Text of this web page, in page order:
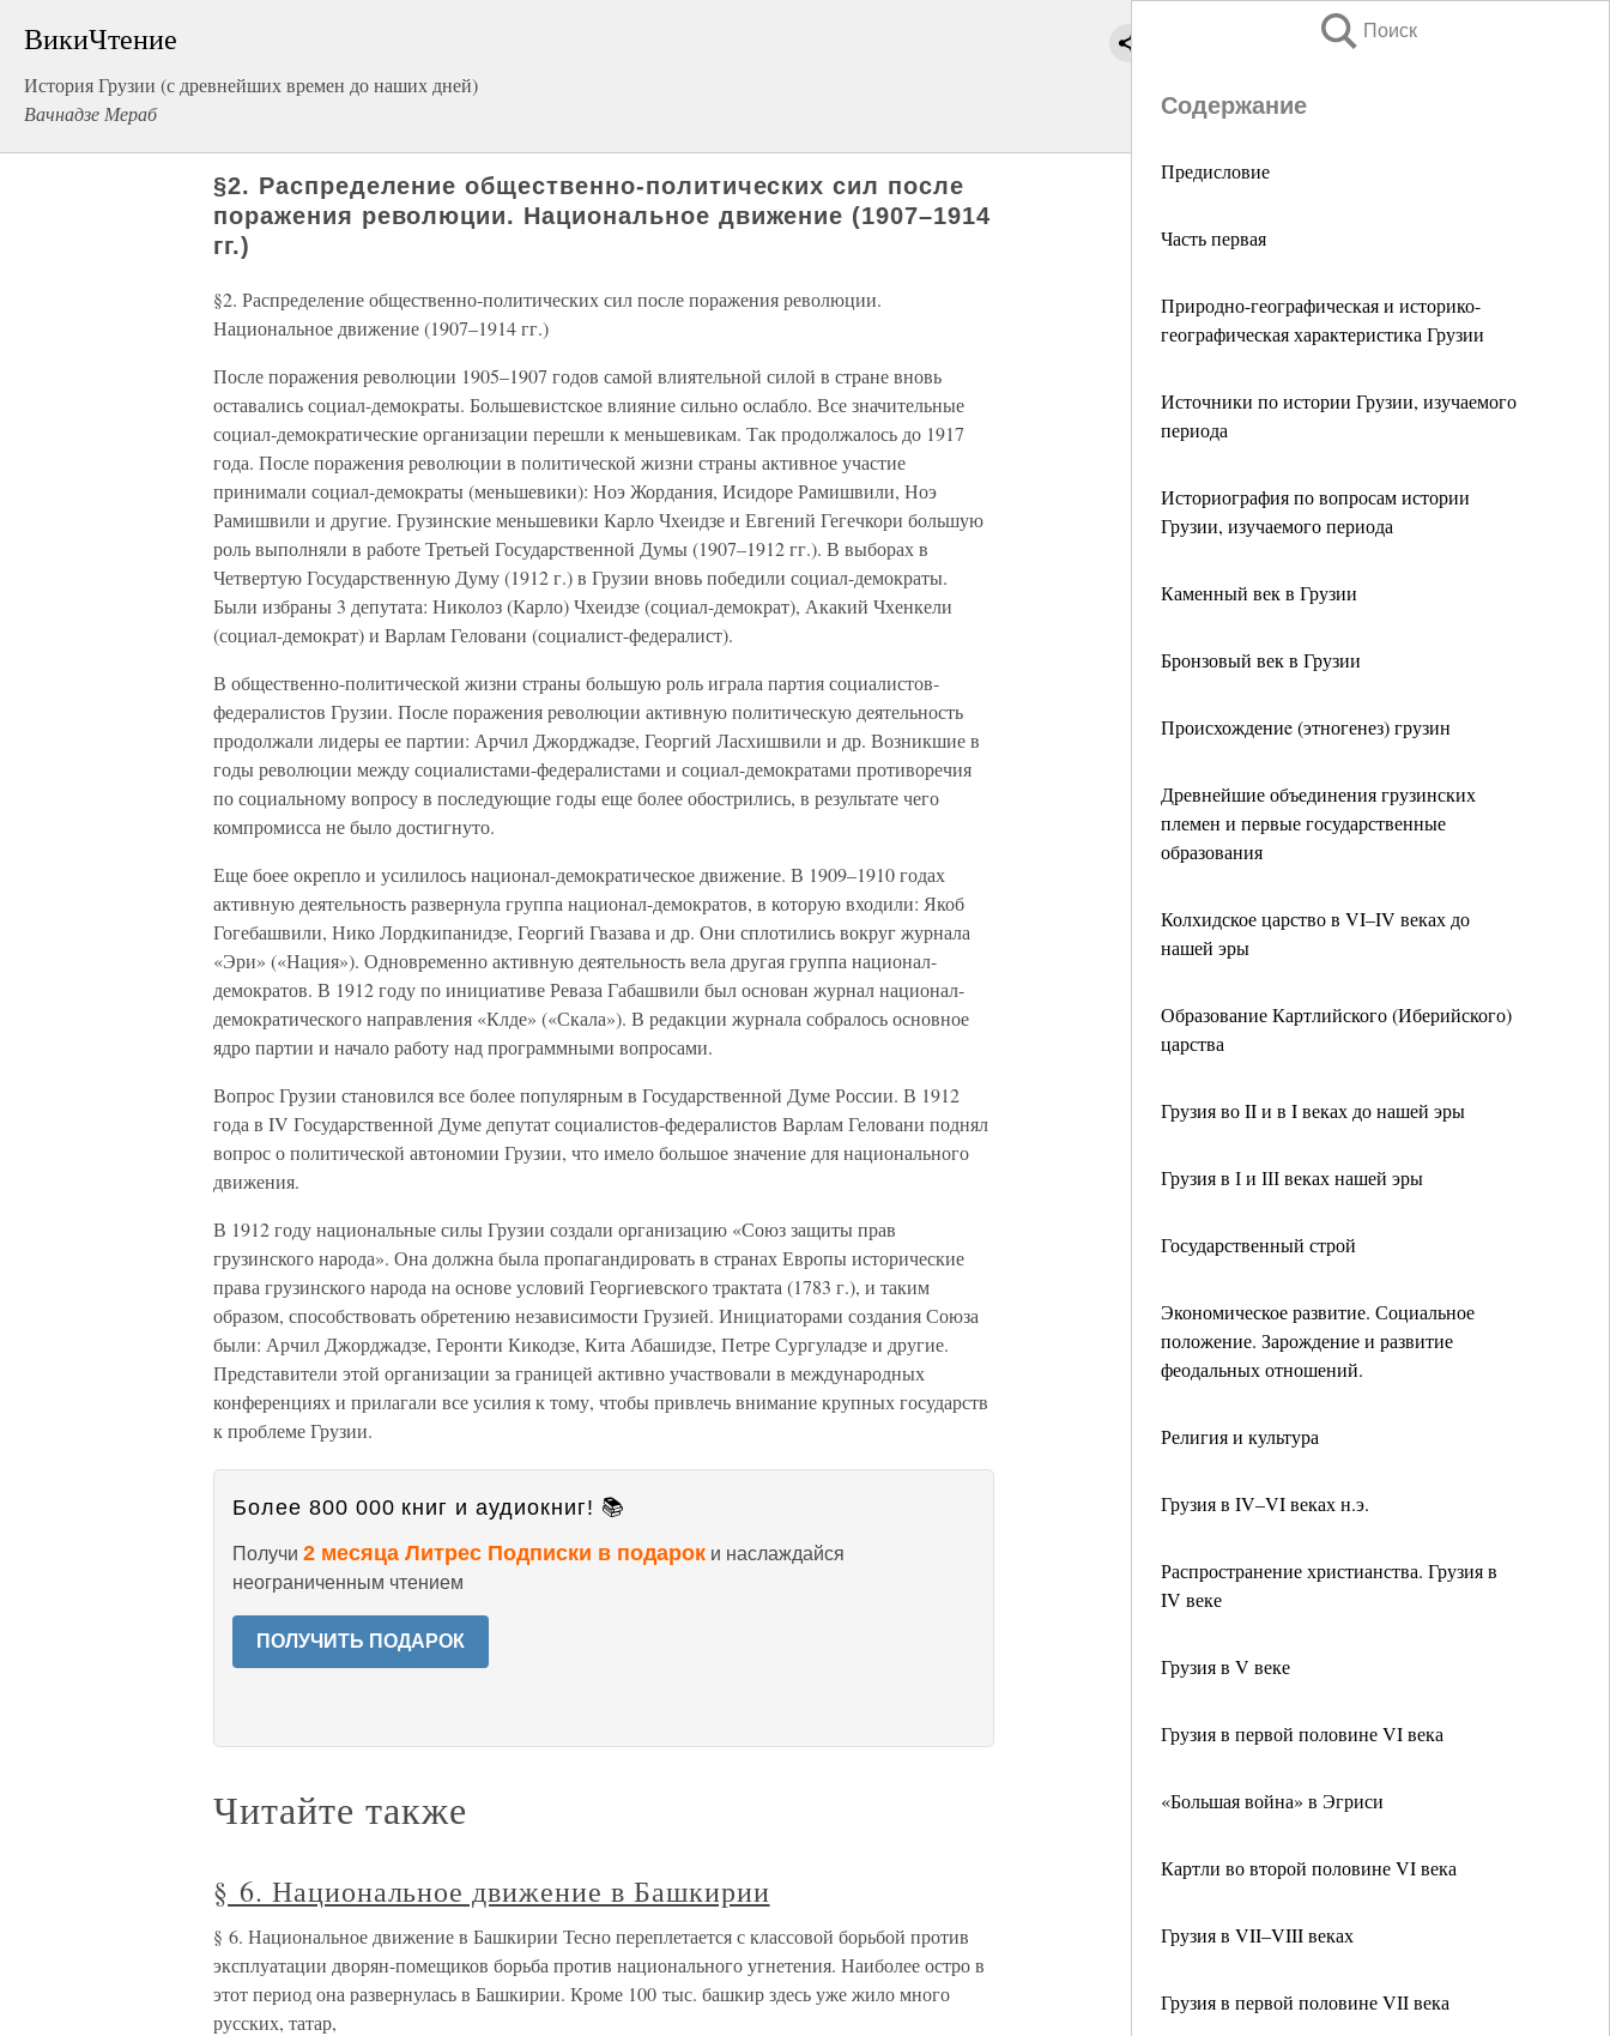
ВикиЧтение
История Грузии (с древнейших времен до наших дней)
Вачнадзе Мераб
Поиск
Содержание
Предисловие
Часть первая
Природно-географическая и историко-
географическая характеристика Грузии
Источники по истории Грузии, изучаемого
периода
Историография по вопросам истории
Грузии, изучаемого периода
Каменный век в Грузии
Бронзовый век в Грузии
Происхождениe (этногенез) грузин
Древнейшие объединения грузинских
племен и первые государственные
образования
Колхидское царство в VI–IV веках до
нашей эры
Образование Картлийского (Иберийского)
царства
Грузия во II и в I веках до нашей эры
Грузия в І и ІІІ веках нашей эры
Государственный строй
Экономическое развитие. Социальное
положение. Зарождение и развитие
феодальных отношений.
Религия и культура
Грузия в IV–VI веках н.э.
Распространение христианства. Грузия в
IV веке
Грузия в V веке
Грузия в первой половине VI века
«Большая война» в Эгриси
Картли во второй половине VI века
Грузия в VII–VIII веках
Грузия в первой половине VII века
§2. Распределение общественно-политических сил после
поражения революции. Национальное движение (1907–1914
гг.)
§2. Распределение общественно-политических сил после поражения революции.
Национальное движение (1907–1914 гг.)
После поражения революции 1905–1907 годов самой влиятельной силой в стране вновь
оставались социал-демократы. Большевистское влияние сильно ослабло. Все значительные
социал-демократические организации перешли к меньшевикам. Так продолжалось до 1917
года. После поражения революции в политической жизни страны активное участие
принимали социал-демократы (меньшевики): Ноэ Жордания, Исидоре Рамишвили, Ноэ
Рамишвили и другие. Грузинские меньшевики Карло Чхеидзе и Евгений Гегечкори большую
роль выполняли в работе Третьей Государственной Думы (1907–1912 гг.). В выборах в
Четвертую Государственную Думу (1912 г.) в Грузии вновь победили социал-демократы.
Были избраны 3 депутата: Николоз (Карло) Чхеидзе (социал-демократ), Акакий Чхенкели
(социал-демократ) и Варлам Геловани (социалист-федералист).
В общественно-политической жизни страны большую роль играла партия социалистов-
федералистов Грузии. После поражения революции активную политическую деятельность
продолжали лидеры ее партии: Арчил Джорджадзе, Георгий Ласхишвили и др. Возникшие в
годы революции между социалистами-федералистами и социал-демократами противоречия
по социальному вопросу в последующие годы еще более обострились, в результате чего
компромисса не было достигнуто.
Еще боее окрепло и усилилось национал-демократическое движение. В 1909–1910 годах
активную деятельность развернула группа национал-демократов, в которую входили: Якоб
Гогебашвили, Нико Лордкипанидзе, Георгий Гвазава и др. Они сплотились вокруг журнала
«Эри» («Нация»). Одновременно активную деятельность вела другая группа национал-
демократов. В 1912 году по инициативе Реваза Габашвили был основан журнал национал-
демократического направления «Клде» («Скала»). В редакции журнала собралось основное
ядро партии и начало работу над программными вопросами.
Вопрос Грузии становился все более популярным в Государственной Думе России. В 1912
года в IV Государственной Думе депутат социалистов-федералистов Варлам Геловани поднял
вопрос о политической автономии Грузии, что имело большое значение для национального
движения.
В 1912 году национальные силы Грузии создали организацию «Союз защиты прав
грузинского народа». Она должна была пропагандировать в странах Европы исторические
права грузинского народа на основе условий Георгиевского трактата (1783 г.), и таким
образом, способствовать обретению независимости Грузией. Инициаторами создания Союза
были: Арчил Джорджадзе, Геронти Кикодзе, Кита Абашидзе, Петре Сургуладзе и другие.
Представители этой организации за границей активно участвовали в международных
конференциях и прилагали все усилия к тому, чтобы привлечь внимание крупных государств
к проблеме Грузии.
Более 800 000 книг и аудиокниг! 📚
Получи 2 месяца Литрес Подписки в подарок и наслаждайся
неограниченным чтением
ПОЛУЧИТЬ ПОДАРОК
Читайте также
§ 6. Национальное движение в Башкирии
§ 6. Национальное движение в Башкирии Тесно переплетается с классовой борьбой против
эксплуатации дворян-помещиков борьба против национального угнетения. Наиболее остро в
этот период она развернулась в Башкирии. Кроме 100 тыс. башкир здесь уже жило много
русских, татар,